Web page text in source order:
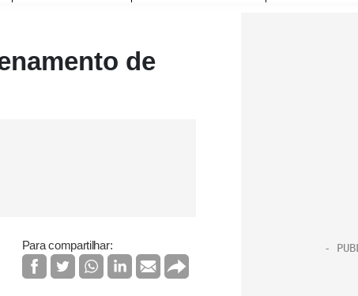
de
Para compartilhar: